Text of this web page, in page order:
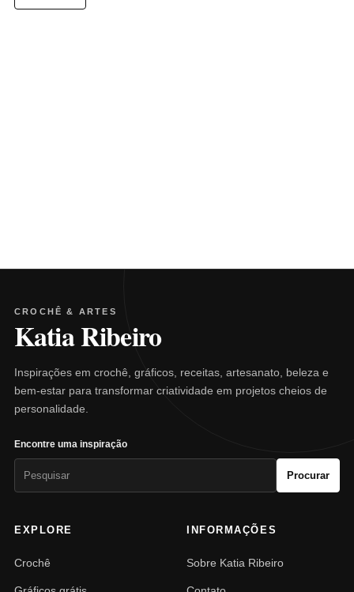
CROCHÊ & ARTES
Katia Ribeiro
Inspirações em crochê, gráficos, receitas, artesanato, beleza e
bem-estar para transformar criatividade em projetos cheios de
personalidade.
Encontre uma inspiração
Procurar
EXPLORE
Crochê
INFORMAÇÕES
Sobre Katia Ribeiro